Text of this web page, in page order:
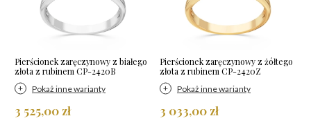
Pierścionek zaręczynowy z białego
złota z rubinem CP-2420B
Pokaż inne warianty
3 525,00 zł
Pierścionek zaręczynowy z żółtego
złota z rubinem CP-2420Z
Pokaż inne warianty
3 033,00 zł